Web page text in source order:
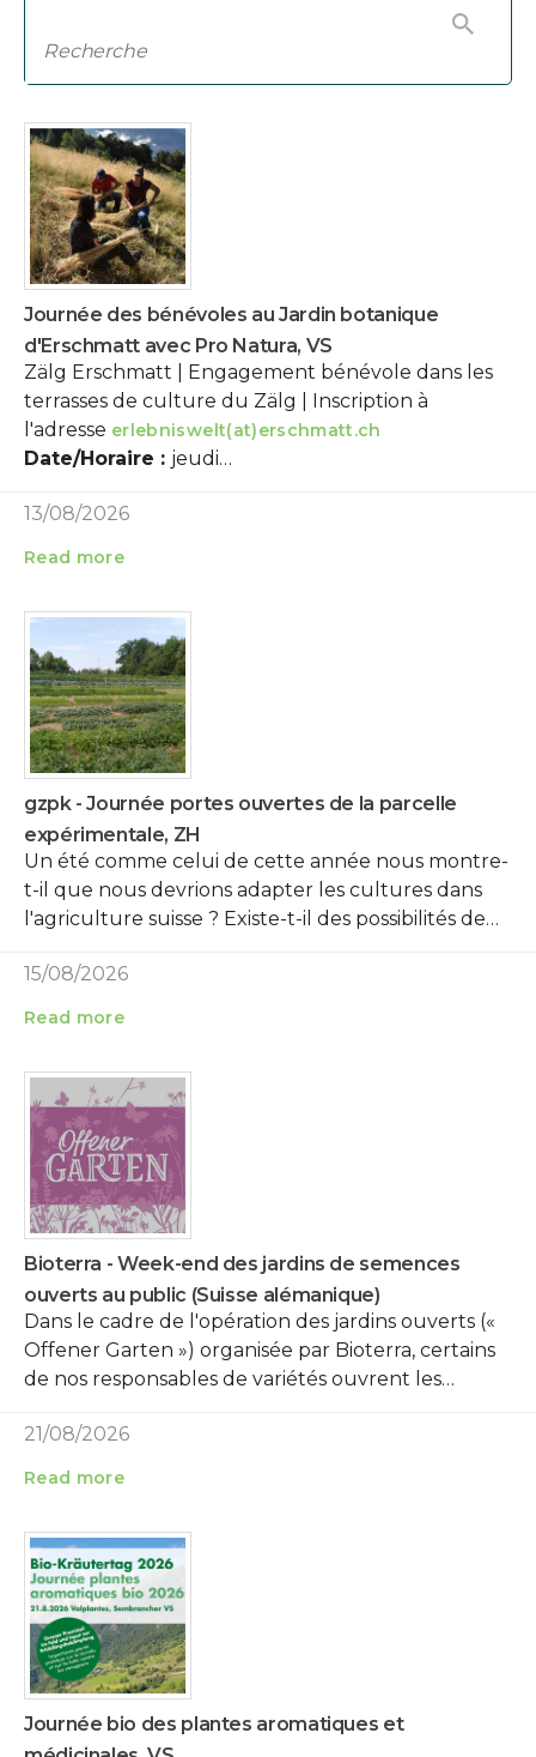
Journée des bénévoles au Jardin botanique
d'Erschmatt avec Pro Natura, VS
Zälg Erschmatt | Engagement bénévole dans les
terrasses de culture du Zälg | Inscription à
l'adresse erlebniswelt(at)erschmatt.ch
Date/Horaire : jeudi…
13/08/2026
Read more
gzpk - Journée portes ouvertes de la parcelle
expérimentale, ZH
Un été comme celui de cette année nous montre-
t-il que nous devrions adapter les cultures dans
l'agriculture suisse ? Existe-t-il des possibilités de…
15/08/2026
Read more
Bioterra - Week-end des jardins de semences
ouverts au public (Suisse alémanique)
Dans le cadre de l'opération des jardins ouverts («
Offener Garten ») organisée par Bioterra, certains
de nos responsables de variétés ouvrent les…
21/08/2026
Read more
Journée bio des plantes aromatiques et